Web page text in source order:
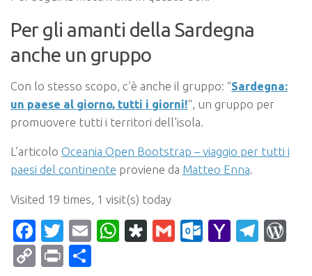
Per gli amanti della Sardegna
anche un gruppo
Con lo stesso scopo, c’è anche il gruppo: “Sardegna:
un paese al giorno, tutti i giorni!“, un gruppo per
promuovere tutti i territori dell’isola.
L’articolo Oceania Open Bootstrap – viaggio per tutti i
paesi del continente proviene da Matteo Enna.
Visited 19 times, 1 visit(s) today
Facebook
Twitter
EmailWhatsApp
Diaspora
Gmail Yahoo
CopyPrint